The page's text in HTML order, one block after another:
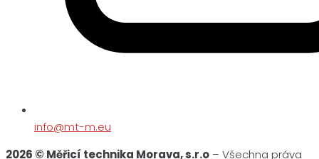
info@mt-m.eu
2026 © Měřicí technika Morava, s.r.o – Všechna práva